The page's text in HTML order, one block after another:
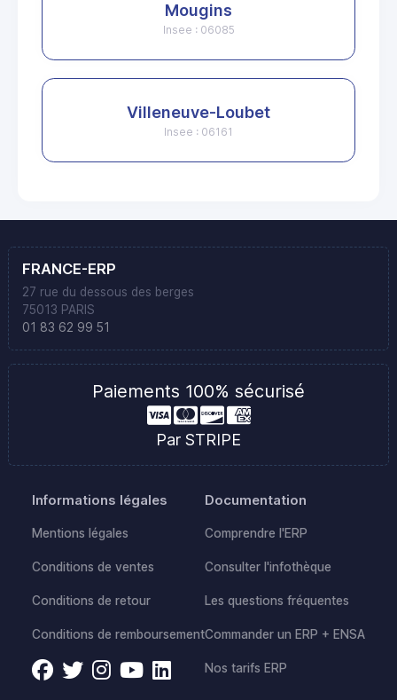
Mougins
Insee : 06085
Villeneuve-Loubet
Insee : 06161
FRANCE-ERP
27 rue du dessous des berges
75013 PARIS
01 83 62 99 51
Paiements 100% sécurisé
Par STRIPE
Informations légales
Mentions légales
Conditions de ventes
Conditions de retour
Conditions de remboursement
Documentation
Comprendre l'ERP
Consulter l'infothèque
Les questions fréquentes
Commander un ERP + ENSA
Nos tarifs ERP